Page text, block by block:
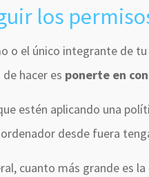
los
o el único integrante de
hacer es ponerte en
estén aplicando una
desde fuera
cuanto más grande es